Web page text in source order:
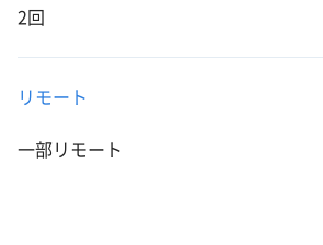
2回
リモート
一部リモート